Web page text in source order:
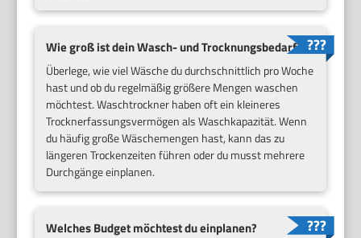
Wie groß ist dein Wasch- und Trocknungsbedarf?
Überlege, wie viel Wäsche du durchschnittlich pro Woche
hast und ob du regelmäßig größere Mengen waschen
möchtest. Waschtrockner haben oft ein kleineres
Trocknerfassungsvermögen als Waschkapazität. Wenn
du häufig große Wäschemengen hast, kann das zu
längeren Trockenzeiten führen oder du musst mehrere
Durchgänge einplanen.
Welches Budget möchtest du einplanen?